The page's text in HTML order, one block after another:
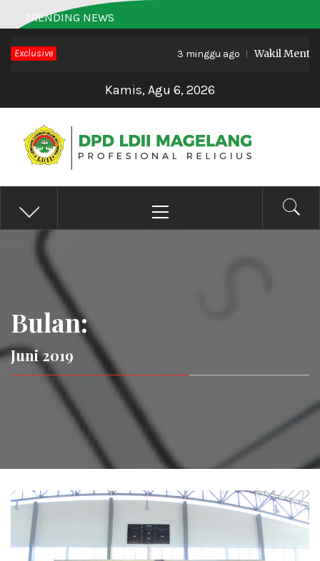
to
content
TRENDING NEWS
Exclusive 3 minggu ago Wakil Menteri
Kamis, Agu 6, 2026
DPD LDII MAGELANG
Profesional Religius
Menu
Bulan:
Juni 2019